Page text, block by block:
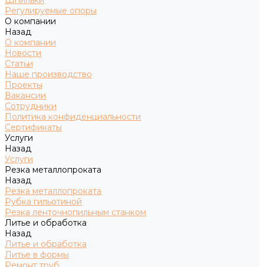
Регулируемые опоры
О компании
Назад
О компании
Новости
Статьи
Наше производство
Проекты
Вакансии
Сотрудники
Политика конфиденциальности
Сертификаты
Услуги
Назад
Услуги
Резка металлопроката
Назад
Резка металлопроката
Рубка гильотиной
Резка ленточнопильным станком
Литье и обработка
Назад
Литье и обработка
Литье в формы